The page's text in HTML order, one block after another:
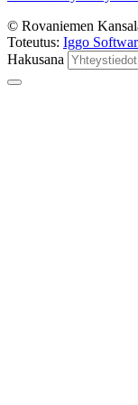
© Rovaniemen
Toteutus: Iggo
Hakusana